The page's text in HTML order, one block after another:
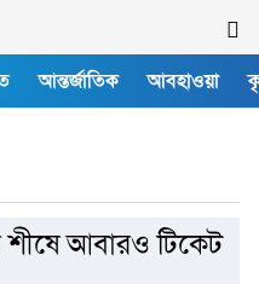
আন্তর্জাতিক আবহাওয়া
আবারও টিকেট